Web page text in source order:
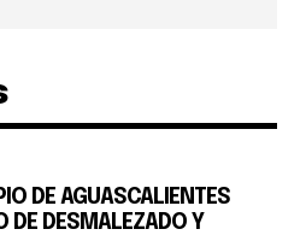
DE AGUASCALIENTES
DE DESMALEZADO Y